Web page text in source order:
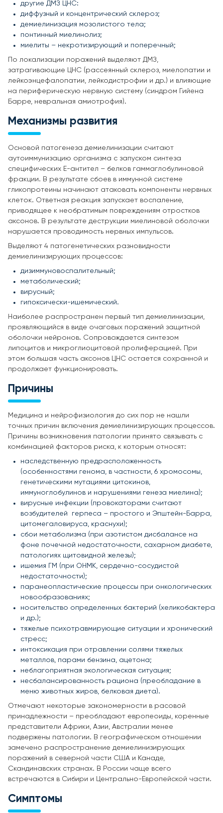
другие ДМЗ ЦНС:
диффузный и концентрический склероз;
демиелинизация мозолистого тела;
понтинный миелинолиз;
миелиты – некротизирующий и поперечный;
По локализации поражений выделяют ДМЗ,
затрагивающие ЦНС (рассеянный склероз, миелопатии и
лейкоэнцефалопатии, лейкодистрофии и др.) и влияющие
на периферическую нервную систему (синдром Гийена
Барре, невральная амиотрофия).
Механизмы развития
Основой патогенеза демиелинизации считают
аутоиммунизацию организма с запуском синтеза
специфических Е-антител – белков гаммаглобулиновой
фракции. В результате сбоев в иммунной системе
гликопротеины начинают атаковать компоненты нервных
клеток. Ответная реакция запускает воспаление,
приводящее к необратимым повреждениям отростков
аксонов. В результате деструкции миелиновой оболочки
нарушается проводимость нервных импульсов.
Выделяют 4 патогенетических разновидности
демиелинизирующих процессов:
дизиммуновоспалительный;
метаболический;
вирусный;
гипоксически-ишемический.
Наиболее распространен первый тип демиелинизации,
проявляющийся в виде очаговых поражений защитной
оболочки нейронов. Сопровождается синтезом
липоцитов и микроглиоцитовой пролиферацией. При
этом большая часть аксонов ЦНС остается сохранной и
продолжает функционировать.
Причины
Медицина и нейрофизиология до сих пор не нашли
точных причин включения демиелинизирующих процессов.
Причины возникновения патологии принято связывать с
комбинацией факторов риска, к которым относят:
наследственную предрасположенность
(особенностями генома, в частности, 6 хромосомы,
генетическими мутациями цитокинов,
иммуноглобулинов и нарушениями генеза миелина);
вирусные инфекции (провокаторами считают
возбудителей герпеса – простого и Эпштейн-Барра,
цитомегаловируса, краснухи);
сбои метаболизма (при азотистом дисбалансе на
фоне почечной недостаточности, сахарном диабете,
патологиях щитовидной железы);
ишемия ГМ (при ОНМК, сердечно-сосудистой
недостаточности);
паранеопластические процессы при онкологических
новообразованиях;
носительство определенных бактерий (хеликобактера
и др.);
тяжелые психотравмирующие ситуации и хронический
стресс;
интоксикация при отравлении солями тяжелых
металлов, парами бензина, ацетона;
неблагоприятная экологическая ситуация;
несбалансированность рациона (преобладание в
меню животных жиров, белковая диета).
Отмечают некоторые закономерности в расовой
принадлежности – преобладают европеоиды, коренные
представители Африки, Азии, Австралии менее
подвержены патологии. В географическом отношении
замечено распространение демиелинизирующих
поражений в северной части США и Канаде,
Скандинавских странах. В России чаще всего
встречаются в Сибири и Центрально-Европейской части.
Симптомы